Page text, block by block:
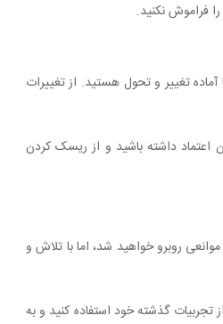
فراموش نکنید.
تغییر و تحول هستید. از تغییرات
داشته باشید و از ریسک کردن
روبرو خواهید شد، اما با تلاش و
تجربیات گذشته خود استفاده کنید و به